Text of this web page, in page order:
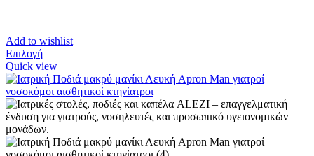
Add to wishlist
ΕπιλογήΑυτό
το
προϊόν
έχει
πολλαπλές
παραλλαγές.
Οι
επιλογές
μπορούν
Quick view